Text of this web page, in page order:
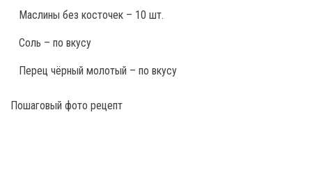
Маслины без косточек – 10 шт.
Соль – по вкусу
Перец чёрный молотый – по вкусу
Пошаговый фото рецепт